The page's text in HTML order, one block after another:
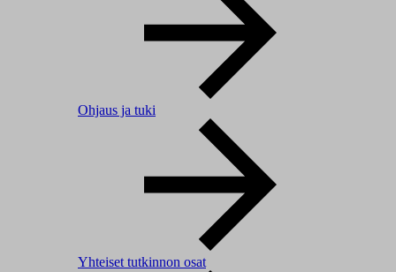
Ohjaus ja tuki
Yhteiset tutkinnon osat